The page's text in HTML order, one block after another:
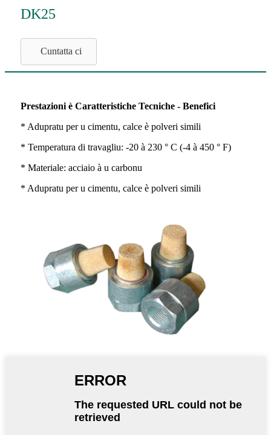
DK25
Cuntatta ci
Prestazioni è Caratteristiche Tecniche - Benefici
* Adupratu per u cimentu, calce è polveri simili
* Temperatura di travagliu: -20 à 230 ° C (-4 à 450 ° F)
* Materiale: acciaio à u carbonu
* Adupratu per u cimentu, calce è polveri simili